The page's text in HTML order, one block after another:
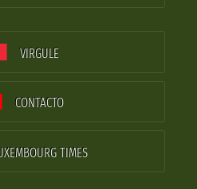
VIRGULE
CONTACTO
TIMES